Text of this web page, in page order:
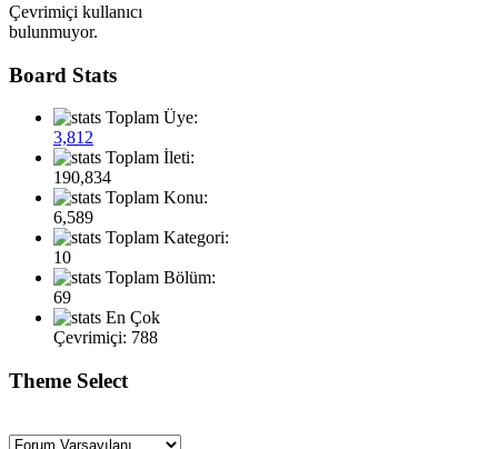
Çevrimiçi kullanıcı
bulunmuyor.
Board Stats
Toplam Üye:
3,812
Toplam İleti:
190,834
Toplam Konu:
6,589
Toplam Kategori:
10
Toplam Bölüm:
69
En Çok
Çevrimiçi: 788
Theme Select